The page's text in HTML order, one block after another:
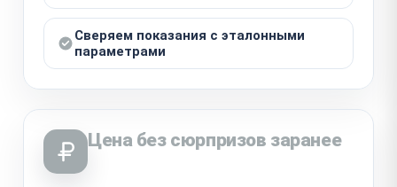
Сверяем показания с эталонными
параметрами
Цена без сюрпризов заранее